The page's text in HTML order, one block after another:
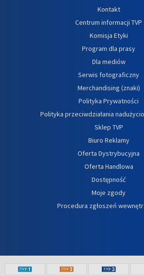
Kontakt
Centrum informacji TVP
Komisja Etyki
Program dla prasy
Dla mediów
Serwis fotograficzny
Merchandising (znaki)
Polityka Prywatności
Polityka przeciwdziałania
Sklep TVP
Biuro Reklamy
Oferta Dystrybucyjna
Oferta Handlowa
Dostępność
Moje zgody
Procedura zgłoszeń